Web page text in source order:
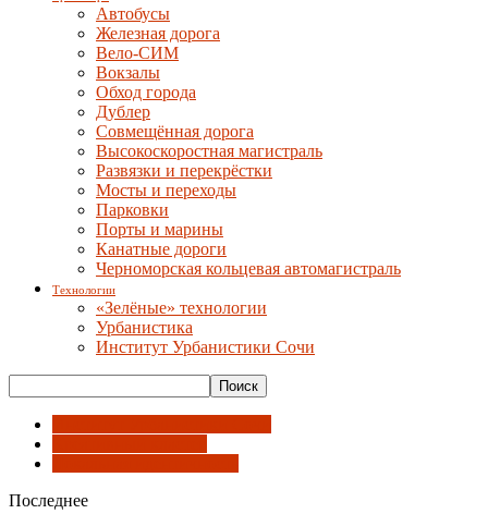
Автобусы
Железная дорога
Вело-СИМ
Вокзалы
Обход города
Дублер
Совмещённая дорога
Высокоскоростная магистраль
Развязки и перекрёстки
Мосты и переходы
Парковки
Порты и марины
Канатные дороги
Черноморская кольцевая автомагистраль
Технологии
«Зелёные» технологии
Урбанистика
Институт Урбанистики Сочи
Последнее